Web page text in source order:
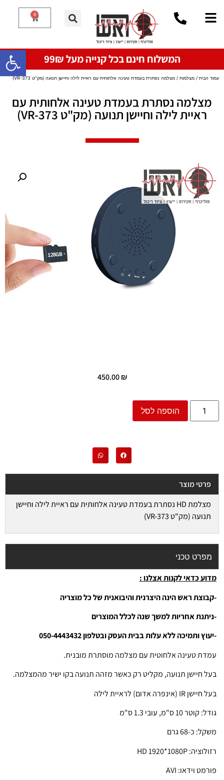
פתח
0
המשלוח חינם בכל קנייה מעל 99₪
עמוד הבית / מצלמות / ​מצלמה נסתרת בעמדת טעינה אלחותית עם ראיית לילה וחיישן תנועה (מק"ט VR-373)
​מצלמה נסתרת בעמדת טעינה אלחותית עם
ראיית לילה וחיישן תנועה (מק"ט VR-373)
450.00₪
הוספה לסל
פרטי מוצר
מצלמת HD נסתרת בעמדת טעינה אלחותית עם ראיית לילה וחיישן
תנועה (מק"ט VR-373)
מפרט טכני
מדוע כדאי לקנות אצלנו :
-קבוצת ראש הינה היצרנית והיבואנית של כל מוצריה
-ניתנת אחריות למשך שנה לכלל המוצרים
-יעוץ ותמיכה ללא עלות בבית העסק ובטלפון 050-4443432
עמדת טעינה אלחוטית עם מצלמה מוסתרת מובנית.
בעל חיישן תנועה, מקליט רק כאשר מזהה תנועה בקו ישיר מהמצלמה.
בעל חיישן IR (אינפרה אדום) לראיית לילה
גודל: קוטר 10 ס"מ, עובי 1.3 ס"מ
משקל: כ-68 גרם
רזולוציה: HD 1920*1080P
פורמט וידאו: AVI